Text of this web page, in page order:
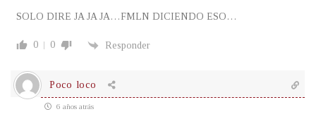
SOLO DIRE JA JA JA…FMLN DICIENDO ESO…
0 0 Responder
Poco loco
6 años atrás